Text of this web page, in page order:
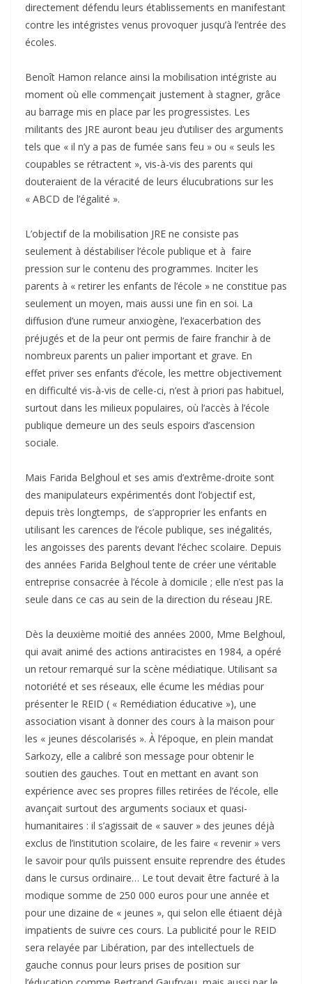
directement défendu leurs établissements en manifestant
contre les intégristes venus provoquer jusqu’à l’entrée des
écoles.
Benoît Hamon relance ainsi la mobilisation intégriste au
moment où elle commençait justement à stagner, grâce
au barrage mis en place par les progressistes. Les
militants des JRE auront beau jeu d’utiliser des arguments
tels que « il n’y a pas de fumée sans feu » ou « seuls les
coupables se rétractent », vis-à-vis des parents qui
douteraient de la véracité de leurs élucubrations sur les
« ABCD de l’égalité ».
L’objectif de la mobilisation JRE ne consiste pas
seulement à déstabiliser l’école publique et à faire
pression sur le contenu des programmes. Inciter les
parents à « retirer les enfants de l’école » ne constitue pas
seulement un moyen, mais aussi une fin en soi. La
diffusion d’une rumeur anxiogène, l’exacerbation des
préjugés et de la peur ont permis de faire franchir à de
nombreux parents un palier important et grave. En
effet priver ses enfants d’école, les mettre objectivement
en difficulté vis-à-vis de celle-ci, n’est à priori pas habituel,
surtout dans les milieux populaires, où l’accès à l’école
publique demeure un des seuls espoirs d’ascension
sociale.
Mais Farida Belghoul et ses amis d’extrême-droite sont
des manipulateurs expérimentés dont l’objectif est,
depuis très longtemps, de s’approprier les enfants en
utilisant les carences de l’école publique, ses inégalités,
les angoisses des parents devant l’échec scolaire. Depuis
des années Farida Belghoul tente de créer une véritable
entreprise consacrée à l’école à domicile ; elle n’est pas la
seule dans ce cas au sein de la direction du réseau JRE.
Dès la deuxième moitié des années 2000, Mme Belghoul,
qui avait animé des actions antiracistes en 1984, a opéré
un retour remarqué sur la scène médiatique. Utilisant sa
notoriété et ses réseaux, elle écume les médias pour
présenter le REID ( « Remédiation éducative »), une
association visant à donner des cours à la maison pour
les « jeunes déscolarisés ». À l’époque, en plein mandat
Sarkozy, elle a calibré son message pour obtenir le
soutien des gauches. Tout en mettant en avant son
expérience avec ses propres filles retirées de l’école, elle
avançait surtout des arguments sociaux et quasi-
humanitaires : il s’agissait de « sauver » des jeunes déjà
exclus de l’institution scolaire, de les faire « revenir » vers
le savoir pour qu’ils puissent ensuite reprendre des études
dans le cursus ordinaire… Le tout devait être facturé à la
modique somme de 250 000 euros pour une année et
pour une dizaine de « jeunes », qui selon elle étiaent déjà
impatients de suivre ces cours. La publicité pour le REID
sera relayée par Libération, par des intellectuels de
gauche connus pour leurs prises de position sur